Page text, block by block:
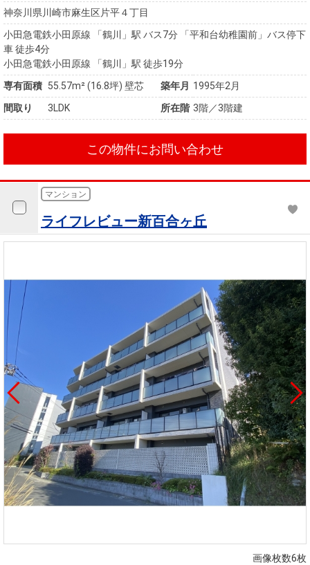
神奈川県川崎市麻生区片平４丁目
小田急電鉄小田原線 「鶴川」駅 バス7分 「平和台幼稚園前」バス停下
車 徒歩4分
小田急電鉄小田原線 「鶴川」駅 徒歩19分
専有面積 55.57m²(16.8坪) 壁芯 築年月
1995年2月
間取り
3LDK 所在階 3階／3階建
この物件にお問い合わせ
マンション
ライフレビュー新百合ヶ丘
画像枚数6枚